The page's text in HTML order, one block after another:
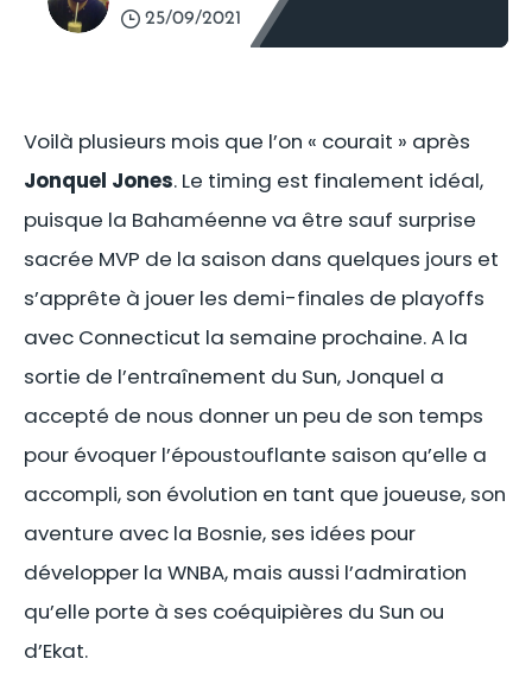
25/09/2021
Voilà plusieurs mois que l’on « courait » après
Jonquel Jones. Le timing est finalement idéal,
puisque la Bahaméenne va être sauf surprise
sacrée MVP de la saison dans quelques jours et
s’apprête à jouer les demi-finales de playoffs
avec Connecticut la semaine prochaine. A la
sortie de l’entraînement du Sun, Jonquel a
accepté de nous donner un peu de son temps
pour évoquer l’époustouflante saison qu’elle a
accompli, son évolution en tant que joueuse, son
aventure avec la Bosnie, ses idées pour
développer la WNBA, mais aussi l’admiration
qu’elle porte à ses coéquipières du Sun ou
d’Ekat.